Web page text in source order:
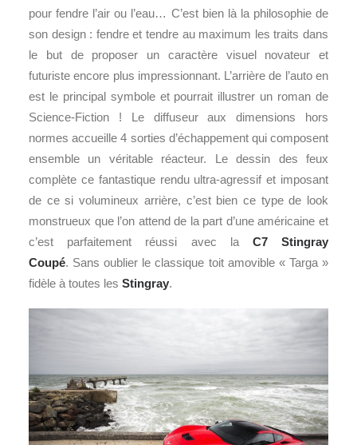
pour fendre l’air ou l’eau… C’est bien là la philosophie de
son design : fendre et tendre au maximum les traits dans
le but de proposer un caractère visuel novateur et
futuriste encore plus impressionnant. L’arrière de l’auto en
est le principal symbole et pourrait illustrer un roman de
Science-Fiction ! Le diffuseur aux dimensions hors
normes accueille 4 sorties d’échappement qui composent
ensemble un véritable réacteur. Le dessin des feux
complète ce fantastique rendu ultra-agressif et imposant
de ce si volumineux arrière, c’est bien ce type de look
monstrueux que l’on attend de la part d’une américaine et
c’est parfaitement réussi avec la C7 Stingray
Coupé. Sans oublier le classique toit amovible « Targa »
fidèle à toutes les Stingray.